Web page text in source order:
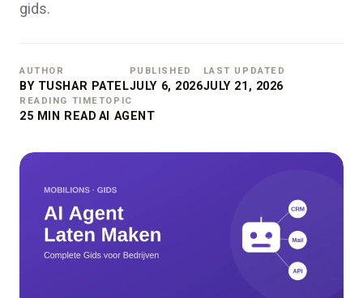
gids.
AUTHOR
BY TUSHAR PATEL
PUBLISHED
JULY 6, 2026
LAST UPDATED
JULY 21, 2026
READING TIME
25 MIN READ
TOPIC
AI AGENT